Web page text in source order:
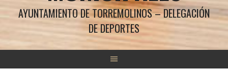
AYUNTAMIENTO DE TORREMOLINOS – DELEGACIÓN
DE DEPORTES